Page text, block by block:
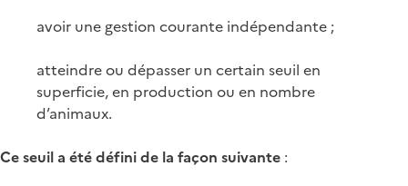
avoir une gestion courante indépendante ;
atteindre ou dépasser un certain seuil en
superficie, en production ou en nombre
d’animaux.
Ce seuil a été défini de la façon suivante :